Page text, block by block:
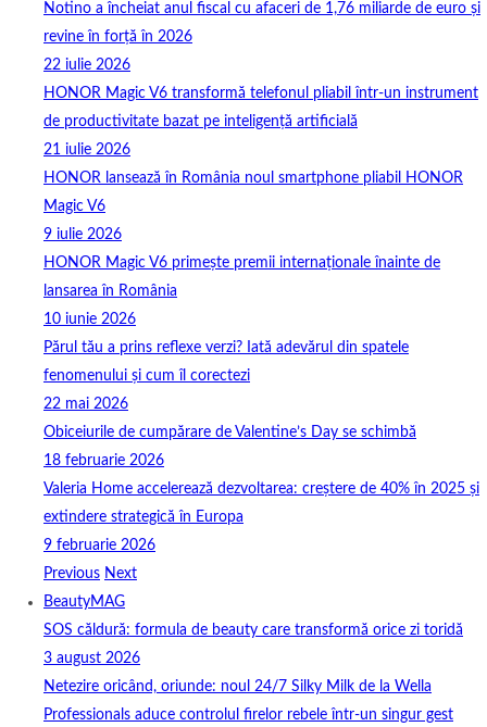
Notino a încheiat anul fiscal cu afaceri de 1,76 miliarde de euro și
revine în forță în 2026
22 iulie 2026
HONOR Magic V6 transformă telefonul pliabil într-un instrument
de productivitate bazat pe inteligență artificială
21 iulie 2026
HONOR lansează în România noul smartphone pliabil HONOR
Magic V6
9 iulie 2026
HONOR Magic V6 primește premii internaționale înainte de
lansarea în România
10 iunie 2026
Părul tău a prins reflexe verzi? Iată adevărul din spatele
fenomenului și cum îl corectezi
22 mai 2026
Obiceiurile de cumpărare de Valentine’s Day se schimbă
18 februarie 2026
Valeria Home accelerează dezvoltarea: creștere de 40% în 2025 și
extindere strategică în Europa
9 februarie 2026
Previous Next
BeautyMAG
SOS căldură: formula de beauty care transformă orice zi toridă
3 august 2026
Netezire oricând, oriunde: noul 24/7 Silky Milk de la Wella
Professionals aduce controlul firelor rebele într-un singur gest